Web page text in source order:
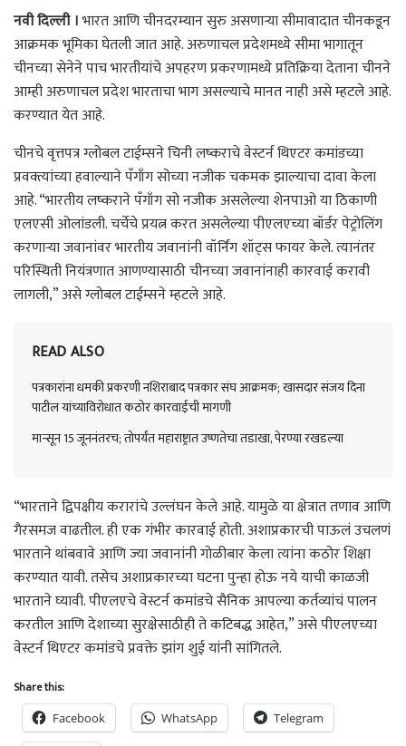
नवी दिल्ली ।भारत आणि चीनदरम्यान सुरु असणाऱ्या सीमावादात चीनकडून
आक्रमक भूमिका घेतली जात आहे. अरुणाचल प्रदेशमध्ये सीमा भागातून
चीनच्या सेनेने पाच भारतीयांचे अपहरण प्रकरणामध्ये प्रतिक्रिया देताना चीनने
आम्ही अरुणाचल प्रदेश भारताचा भाग असल्याचे मानत नाही असे म्हटले आहे.
करण्यात येत आहे.
चीनचे वृत्तपत्र ग्लोबल टाईम्सने चिनी लष्कराचे वेस्टर्न थिएटर कमांडच्या
प्रवक्त्यांच्या हवाल्याने पँगाँग सोच्या नजीक चकमक झाल्याचा दावा केला
आहे. “भारतीय लष्कराने पँगाँग सो नजीक असलेल्या शेनपाओ या ठिकाणी
एलएसी ओलांडली. चर्चेचे प्रयत्न करत असलेल्या पीएलएच्या बॉर्डर पेट्रोलिंग
करणाऱ्या जवानांवर भारतीय जवानांनी वॉर्निंग शॉट्स फायर केले. त्यानंतर
परिस्थिती नियंत्रणात आणण्यासाठी चीनच्या जवानांनाही कारवाई करावी
लागली,” असे ग्लोबल टाईम्सने म्हटले आहे.
READ ALSO
पत्रकारांना धमकी प्रकरणी नशिराबाद पत्रकार संघ आक्रमक; खासदार संजय दिना
पाटील यांच्याविरोधात कठोर कारवाईची मागणी
मान्सून 15 जूननंतरच; तोपर्यंत महाराष्ट्रात उष्णतेचा तडाखा, पेरण्या रखडल्या
“भारताने द्विपक्षीय करारांचे उल्लंघन केले आहे. यामुळे या क्षेत्रात तणाव आणि
गैरसमज वाढतील. ही एक गंभीर कारवाई होती. अशाप्रकारची पाऊलं उचलणं
भारताने थांबवावे आणि ज्या जवानांनी गोळीबार केला त्यांना कठोर शिक्षा
करण्यात यावी. तसेच अशाप्रकारच्या घटना पुन्हा होऊ नये याची काळजी
भारताने घ्यावी. पीएलएचे वेस्टर्न कमांडचे सैनिक आपल्या कर्तव्यांचं पालन
करतील आणि देशाच्या सुरक्षेसाठीही ते कटिबद्ध आहेत,” असे पीएलएच्या
वेस्टर्न थिएटर कमांडचे प्रवक्ते झांग शुई यांनी सांगितले.
Share this:
Facebook WhatsApp Telegram